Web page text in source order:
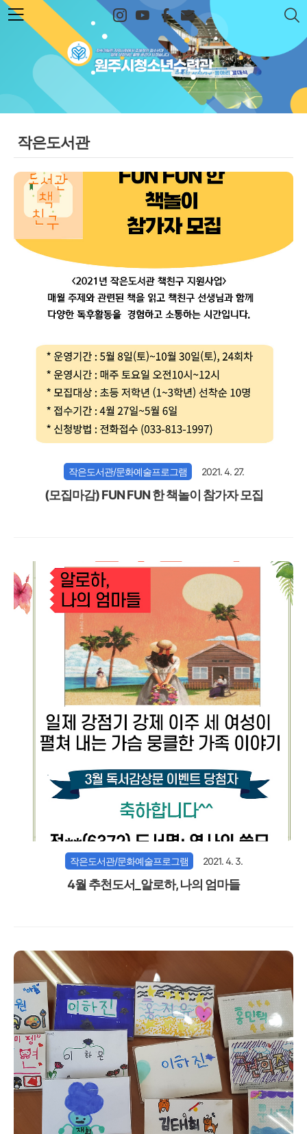
본문 바로가기
원주시청소년수련관
작은도서관
작은도서관/문화예술프로그램 2021. 4. 27.
(모집마감) FUN FUN 한 책놀이 참가자 모집
작은도서관/문화예술프로그램 2021. 4. 3.
4월 추천도서_알로하, 나의 엄마들